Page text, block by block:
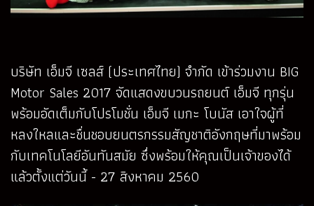
บริษัท เอ็มจี เซลส์ (ประเทศไทย) จำกัด เข้าร่วมงาน BIG
Motor Sales 2017 จัดแสดงขบวนรถยนต์ เอ็มจี ทุกรุ่น
พร้อมอัดเต็มกับโปรโมชั่น เอ็มจี เมกะ โบนัส เอาใจผู้ที่
หลงใหลและชื่นชอบยนตรกรรมสัญชาติอังกฤษที่มาพร้อม
กับเทคโนโลยีอันทันสมัย ซึ่งพร้อมให้คุณเป็นเจ้าของได้
แล้วตั้งแต่วันนี้ - 27 สิงหาคม 2560